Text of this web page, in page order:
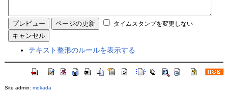
タイムスタンプを変更しない
テキスト整形のルールを表示する
Site admin: mokada